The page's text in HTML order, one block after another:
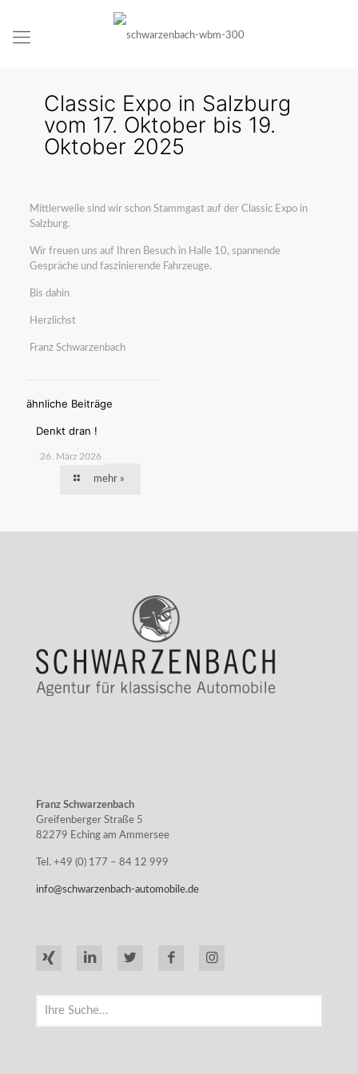
Classic Expo in Salzburg
vom 17. Oktober bis 19.
Oktober 2025
Mittlerweile sind wir schon Stammgast auf der Classic Expo in
Salzburg.
Wir freuen uns auf Ihren Besuch in Halle 10, spannende
Gespräche und faszinierende Fahrzeuge.
Bis dahin
Herzlichst
Franz Schwarzenbach
ähnliche Beiträge
26. März 2026
Denkt dran !
mehr »
Franz Schwarzenbach
Greifenberger Straße 5
82279 Eching am Ammersee
Tel. +49 (0) 177 – 84 12 999
info@schwarzenbach-automobile.de